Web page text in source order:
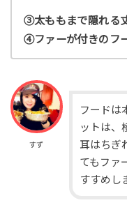
③太ももまで隠れる
④ファーが付きのフ
すず
フードは
ットは、
耳はちぎ
てもファ
すすめし